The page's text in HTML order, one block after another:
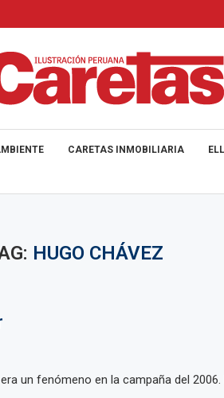
CARETAS INMOBILIARIA
HUGO CHÁVEZ
un fenómeno en la campaña del